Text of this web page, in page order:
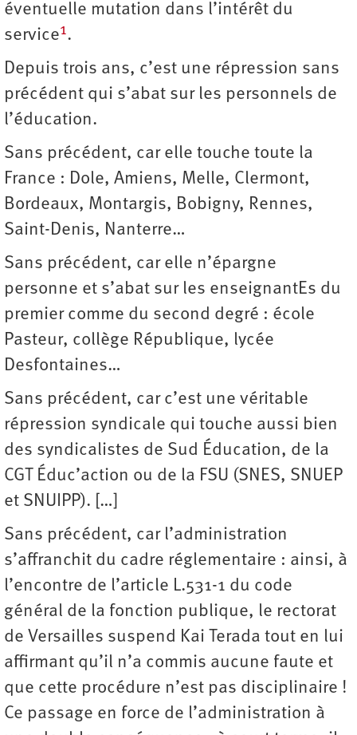
éventuelle mutation dans l’intérêt du
service1.
Depuis trois ans, c’est une répression sans
précédent qui s’abat sur les personnels de
l’éducation.
Sans précédent, car elle touche toute la
France : Dole, Amiens, Melle, Clermont,
Bordeaux, Montargis, Bobigny, Rennes,
Saint-Denis, Nanterre…
Sans précédent, car elle n’épargne
personne et s’abat sur les enseignantEs du
premier comme du second degré : école
Pasteur, collège République, lycée
Desfontaines…
Sans précédent, car c’est une véritable
répression syndicale qui touche aussi bien
des syndicalistes de Sud Éducation, de la
CGT Éduc’action ou de la FSU (SNES, SNUEP
et SNUIPP). […]
Sans précédent, car l’administration
s’affranchit du cadre réglementaire : ainsi, à
l’encontre de l’article L.531-1 du code
général de la fonction publique, le rectorat
de Versailles suspend Kai Terada tout en lui
affirmant qu’il n’a commis aucune faute et
que cette procédure n’est pas disciplinaire !
Ce passage en force de l’administration à